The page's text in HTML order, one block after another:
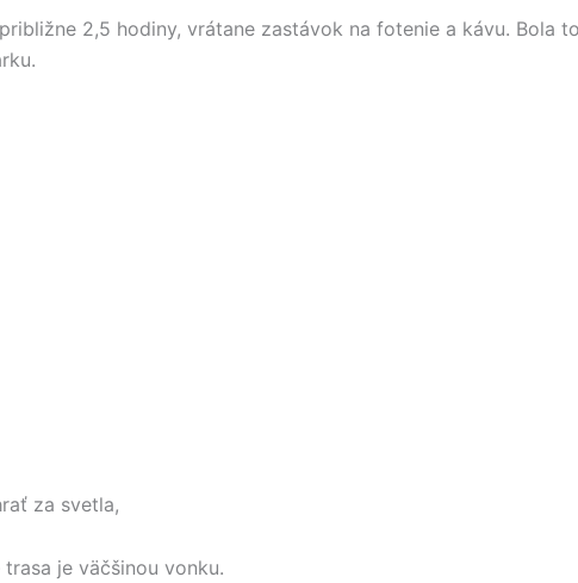
2,5 hodiny, vrátane zastávok na fotenie a kávu. Bola
za svetla,
je väčšinou vonku.